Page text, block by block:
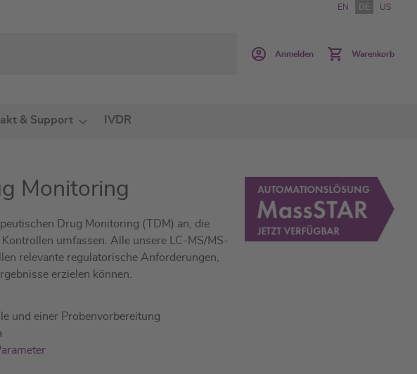
EN DE US
Anmelden Warenkorb
& Support IVDR
Monitoring
Drug Monitoring (TDM) an, die
umfassen. Alle unsere LC-MS/MS-
relevante regulatorische Anforderungen,
erzielen können.
und einer Probenvorbereitung